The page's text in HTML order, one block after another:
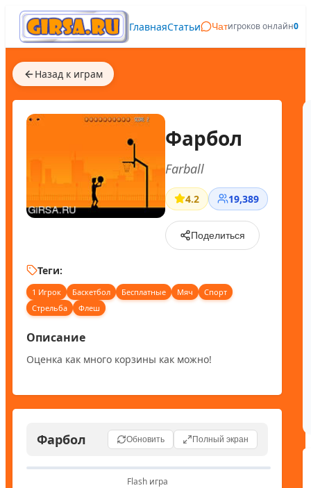
ГлавнаяСтатьи Чатигроков онлайн0
Назад к играм
Фарбол
Farball
4.2 19,389
Поделиться
Теги:
1 Игрок Баскетбол Бесплатные Мяч
Спорт
Стрельба
Флеш
Описание
Оценка как много корзины как можно!
Фарбол Обновить Полный экран
Flash игра